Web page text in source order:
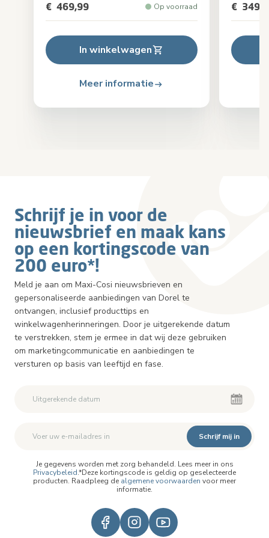
€ 469,99 Op voorraad
In winkelwagen
Meer informatie
€
Schrijf je in voor de
nieuwsbrief en maak kans
op een kortingscode van
200 euro*!
Meld je aan om Maxi-Cosi nieuwsbrieven en
gepersonaliseerde aanbiedingen van Dorel te
ontvangen, inclusief producttips en
winkelwagenherinneringen. Door je uitgerekende datum
te verstrekken, stem je ermee in dat wij deze gebruiken
om marketingcommunicatie en aanbiedingen te
versturen op basis van leeftijd en fase.
Schrijf mij in
Je gegevens worden met zorg behandeld. Lees meer in ons
Privacybeleid.*Deze kortingscode is geldig op geselecteerde
producten. Raadpleeg de algemene voorwaarden voor meer
informatie.